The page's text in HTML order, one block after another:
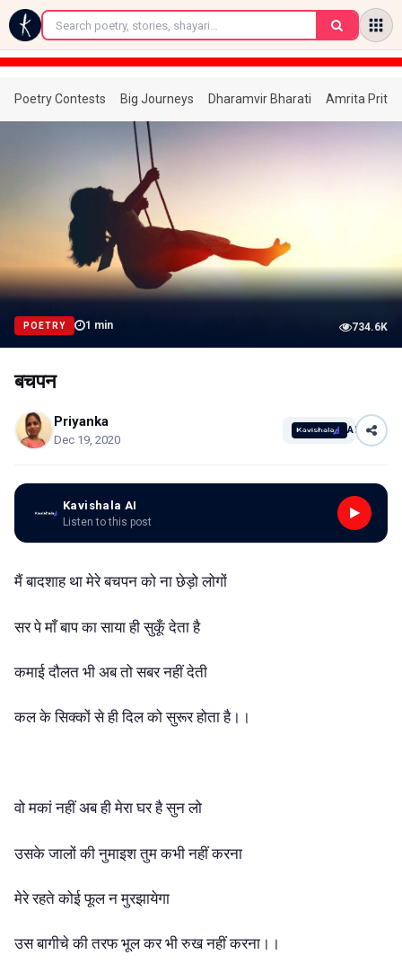
←
Poetry Contests Big Journeys Dharamvir Bharati Amrita
POETRY 1 min 734.6K
बचपन
Priyanka
Dec 19, 2020
AI
Kavishala AI
Listen to this post
मैं बादशाह था मेरे बचपन को ना छेड़ो लोगों
सर पे माँ बाप का साया ही सुकूँ देता है
कमाई दौलत भी अब तो सबर नहीं देती
कल के सिक्कों से ही दिल को सुरूर होता है।।
वो मकां नहीं अब ही मेरा घर है सुन लो
उसके जालों की नुमाइश तुम कभी नहीं करना
मेरे रहते कोई फूल न मुरझायेगा
उस बागीचे की तरफ भूल कर भी रुख नहीं करना।।